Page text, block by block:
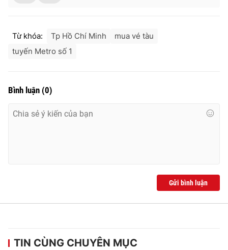
Từ khóa: Tp Hồ Chí Minh
mua vé tàu
tuyến Metro số 1
Bình luận (0)
Gửi bình luận
TIN CÙNG CHUYÊN MỤC